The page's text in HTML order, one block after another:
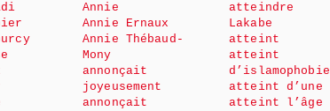
Annie
Annie Ernaux
Annie Thébaud-
Mony
annonçait
joyeusement
annonçait
atteindre
Lakabe
atteint
atteint
d’islamophobie
atteint d’une
atteint l’âge